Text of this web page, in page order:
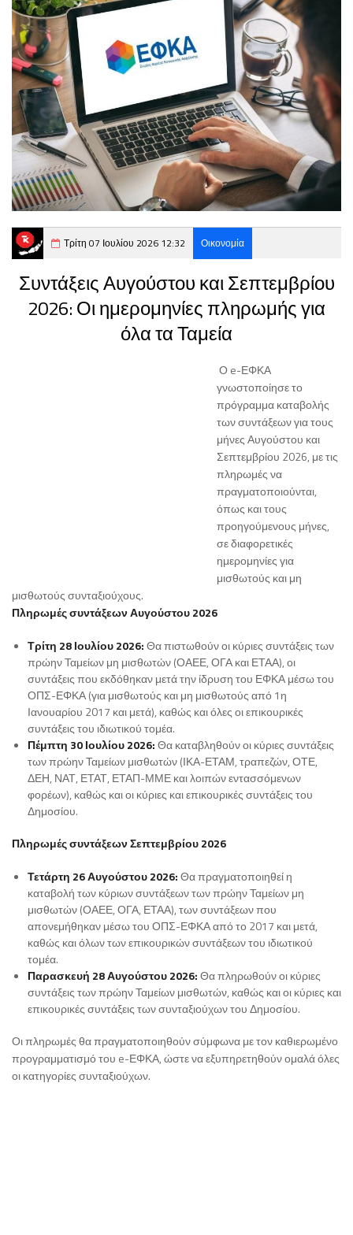
Τρίτη 07 Ιουλίου 2026 12:32 Οικονομία
Συντάξεις Αυγούστου και Σεπτεμβρίου
2026: Οι ημερομηνίες πληρωμής για
όλα τα Ταμεία
Ο e-ΕΦΚΑ
γνωστοποίησε το
πρόγραμμα καταβολής
των συντάξεων για τους
μήνες Αυγούστου και
Σεπτεμβρίου 2026, με τις
πληρωμές να
πραγματοποιούνται,
όπως και τους
προηγούμενους μήνες,
σε διαφορετικές
ημερομηνίες για
μισθωτούς και μη
μισθωτούς συνταξιούχους.
Πληρωμές συντάξεων Αυγούστου 2026
Τρίτη 28 Ιουλίου 2026:Θα πιστωθούν οι κύριες συντάξεις των
πρώην Ταμείων μη μισθωτών (ΟΑΕΕ, ΟΓΑ και ΕΤΑΑ), οι
συντάξεις που εκδόθηκαν μετά την ίδρυση του ΕΦΚΑ μέσω του
ΟΠΣ-ΕΦΚΑ (για μισθωτούς και μη μισθωτούς από 1η
Ιανουαρίου 2017 και μετά), καθώς και όλες οι επικουρικές
συντάξεις του ιδιωτικού τομέα.
Πέμπτη 30 Ιουλίου 2026:Θα καταβληθούν οι κύριες συντάξεις
των πρώην Ταμείων μισθωτών (ΙΚΑ-ΕΤΑΜ, τραπεζών, ΟΤΕ,
ΔΕΗ, ΝΑΤ, ΕΤΑΤ, ΕΤΑΠ-ΜΜΕ και λοιπών εντασσόμενων
φορέων), καθώς και οι κύριες και επικουρικές συντάξεις του
Δημοσίου.
Πληρωμές συντάξεων Σεπτεμβρίου 2026
Τετάρτη 26 Αυγούστου 2026:Θα πραγματοποιηθεί η
καταβολή των κύριων συντάξεων των πρώην Ταμείων μη
μισθωτών (ΟΑΕΕ, ΟΓΑ, ΕΤΑΑ), των συντάξεων που
απονεμήθηκαν μέσω του ΟΠΣ-ΕΦΚΑ από το 2017 και μετά,
καθώς και όλων των επικουρικών συντάξεων του ιδιωτικού
τομέα.
Παρασκευή 28 Αυγούστου 2026:Θα πληρωθούν οι κύριες
συντάξεις των πρώην Ταμείων μισθωτών, καθώς και οι κύριες και
επικουρικές συντάξεις των συνταξιούχων του Δημοσίου.
Οι πληρωμές θα πραγματοποιηθούν σύμφωνα με τον καθιερωμένο
προγραμματισμό του e-ΕΦΚΑ, ώστε να εξυπηρετηθούν ομαλά όλες
οι κατηγορίες συνταξιούχων.